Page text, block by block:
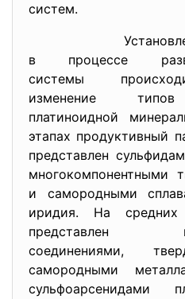
систем.
в процессе
системы
изменение
платиноидной
этапах продуктивный
представлен
многокомпонентными
и самородными
иридия. На средних
представлен
соединениями,
самородными